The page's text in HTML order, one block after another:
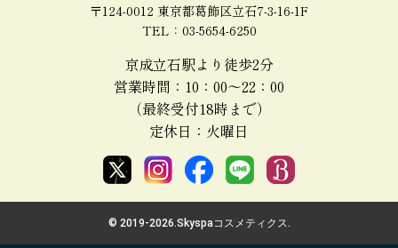
〒124-0012 東京都葛飾区立石7-3-16-1F
TEL：03-5654-6250
京成立石駅より徒歩2分
営業時間：10：00～22：00
（最終受付18時まで）
定休日：火曜日
© 2019-2026.Skyspaコスメティクス.